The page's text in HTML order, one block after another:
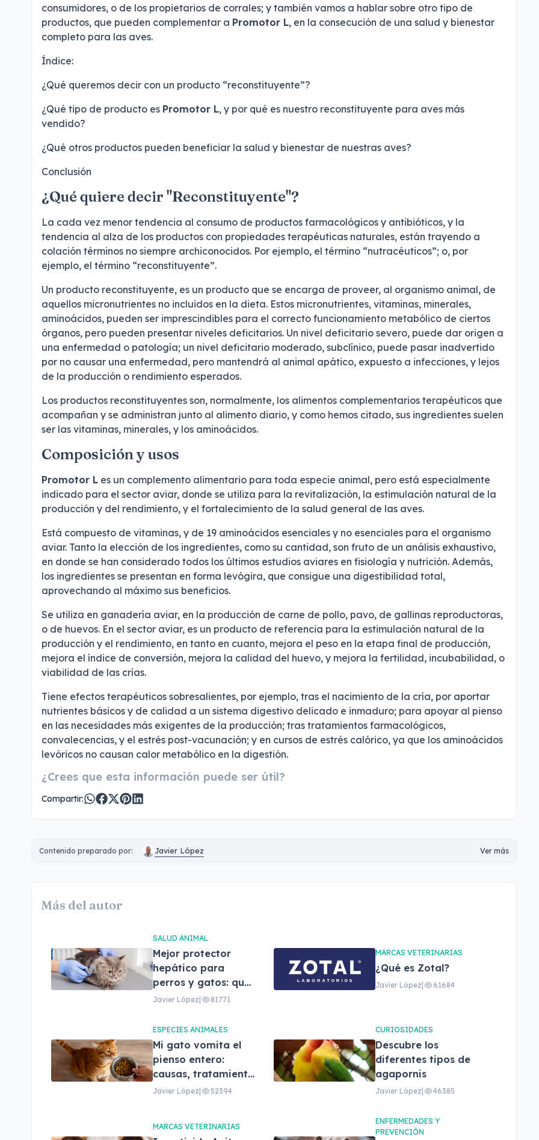
consumidores, o de los propietarios de corrales; y también vamos a hablar sobre otro tipo de
productos, que pueden complementar a Promotor L, en la consecución de una salud y bienestar
completo para las aves.
Índice:
¿Qué queremos decir con un producto “reconstituyente”?
¿Qué tipo de producto es Promotor L, y por qué es nuestro reconstituyente para aves más
vendido?
¿Qué otros productos pueden beneficiar la salud y bienestar de nuestras aves?
Conclusión
¿Qué quiere decir "Reconstituyente"?
La cada vez menor tendencia al consumo de productos farmacológicos y antibióticos, y la
tendencia al alza de los productos con propiedades terapéuticas naturales, están trayendo a
colación términos no siempre archiconocidos. Por ejemplo, el término “nutracéuticos”; o, por
ejemplo, el término “reconstituyente”.
Un producto reconstituyente, es un producto que se encarga de proveer, al organismo animal, de
aquellos micronutrientes no incluidos en la dieta. Estos micronutrientes, vitaminas, minerales,
aminoácidos, pueden ser imprescindibles para el correcto funcionamiento metabólico de ciertos
órganos, pero pueden presentar niveles deficitarios. Un nivel deficitario severo, puede dar origen a
una enfermedad o patología; un nivel deficitario moderado, subclínico, puede pasar inadvertido
por no causar una enfermedad, pero mantendrá al animal apático, expuesto a infecciones, y lejos
de la producción o rendimiento esperados.
Los productos reconstituyentes son, normalmente, los alimentos complementarios terapéuticos que
acompañan y se administran junto al alimento diario, y como hemos citado, sus ingredientes suelen
ser las vitaminas, minerales, y los aminoácidos.
Composición y usos
Promotor L es un complemento alimentario para toda especie animal, pero está especialmente
indicado para el sector aviar, donde se utiliza para la revitalización, la estimulación natural de la
producción y del rendimiento, y el fortalecimiento de la salud general de las aves.
Está compuesto de vitaminas, y de 19 aminoácidos esenciales y no esenciales para el organismo
aviar. Tanto la elección de los ingredientes, como su cantidad, son fruto de un análisis exhaustivo,
en donde se han considerado todos los últimos estudios aviares en fisiología y nutrición. Además,
los ingredientes se presentan en forma levógira, que consigue una digestibilidad total,
aprovechando al máximo sus beneficios.
Se utiliza en ganadería aviar, en la producción de carne de pollo, pavo, de gallinas reproductoras,
o de huevos. En el sector aviar, es un producto de referencia para la estimulación natural de la
producción y el rendimiento, en tanto en cuanto, mejora el peso en la etapa final de producción,
mejora el índice de conversión, mejora la calidad del huevo, y mejora la fertilidad, incubabilidad, o
viabilidad de las crías.
Tiene efectos terapéuticos sobresalientes, por ejemplo, tras el nacimiento de la cría, por aportar
nutrientes básicos y de calidad a un sistema digestivo delicado e inmaduro; para apoyar al pienso
en las necesidades más exigentes de la producción; tras tratamientos farmacológicos,
convalecencias, y el estrés post-vacunación; y en cursos de estrés calórico, ya que los aminoácidos
levóricos no causan calor metabólico en la digestión.
¿Crees que esta información puede ser útil?
Compartir:
Contenido preparado por: Javier López Ver más
Más del autor
SALUD ANIMAL
Mejor protector
hepático para
perros y gatos: qué
son, beneficios y
adecuado
Javier López 81771
MARCAS VETERINARIAS
¿Qué es Zotal?
Javier López 61684
ESPECIES ANIMALES
Mi gato vomita el
pienso entero:
causas, tratamiento
y cuándo
Javier López 52394
CURIOSIDADES
Descubre los
diferentes tipos de
agapornis
Javier López 46385
MARCAS VETERINARIAS
ENFERMEDADES Y
PREVENCIÓN